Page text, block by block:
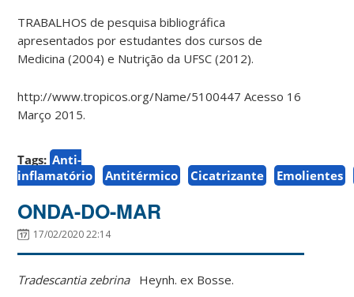
TRABALHOS de pesquisa bibliográfica
apresentados por estudantes dos cursos de
Medicina (2004) e Nutrição da UFSC (2012).
http://www.tropicos.org/Name/5100447 Acesso 16
Março 2015.
Tags: Anti-
inflamatório
Antitérmico Cicatrizante Emolientes
ONDA-DO-MAR
17/02/2020 22:14
Tradescantia zebrinaHeynh. ex Bosse.